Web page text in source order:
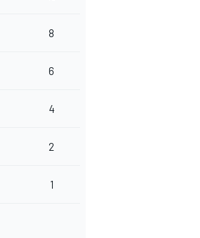
8
6
4
2
1